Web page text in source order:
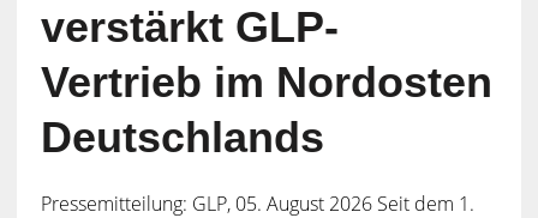
verstärkt GLP-
Vertrieb im Nordosten
Deutschlands
Pressemitteilung: GLP, 05. August 2026 Seit dem 1.